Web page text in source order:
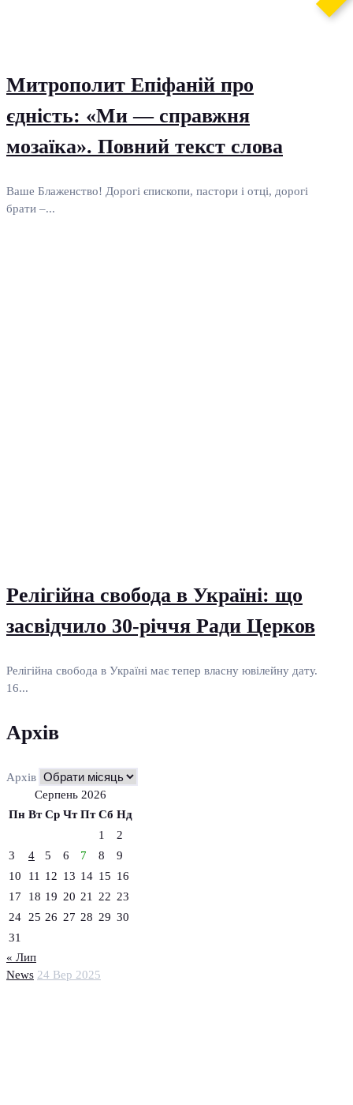
News 24 Вер 2025
Митрополит Епіфаній про
єдність: «Ми — справжня
мозаїка». Повний текст слова
Ваше Блаженство! Дорогі єпископи, пастори і отці, дорогі
брати –...
Релігійна свобода в Україні: що
засвідчило 30-річчя Ради Церков
Релігійна свобода в Україні має тепер власну ювілейну дату.
16...
Архів
Архів
Серпень 2026
Пн Вт Ср Чт Пт Сб Нд
1
2
3
4 5 6 7 8
9
10
11 12 13 14 15 16
17
18 19 20 21 22 23
24
25 26 27 28 29 30
31
« Лип